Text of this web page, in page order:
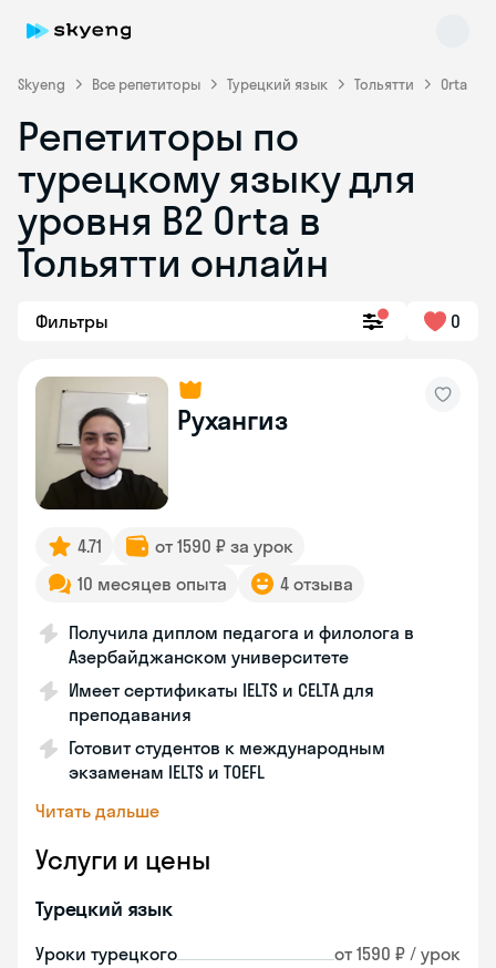
Skyeng Все репетиторы Турецкий язык Тольятти Orta
Репетиторы по
турецкому языку для
уровня B2 Orta в
Тольятти онлайн
Фильтры 0
Рухангиз
4.71
от 1590 ₽ за урок
10 месяцев опыта
4 отзыва
Получила диплом педагога и филолога в
Азербайджанском университете
Имеет сертификаты IELTS и CELTA для
преподавания
Готовит студентов к международным
экзаменам IELTS и TOEFL
Читать дальше
Услуги и цены
Турецкий язык
Уроки турецкого от 1590 ₽ / урок
Skyeng Chat
online